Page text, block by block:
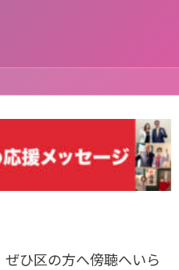
ひ区の方へ傍聴へいら